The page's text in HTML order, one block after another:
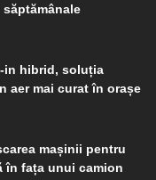
in hibrid, soluția
aer mai curat în orașe
mașinii pentru
în fața unui camion